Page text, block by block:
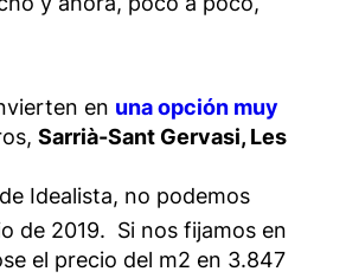
en una opción muy
Sarrià-Sant Gervasi, Les
Idealista, no podemos
de 2019. Si nos fijamos en
el precio del m2 en 3.847